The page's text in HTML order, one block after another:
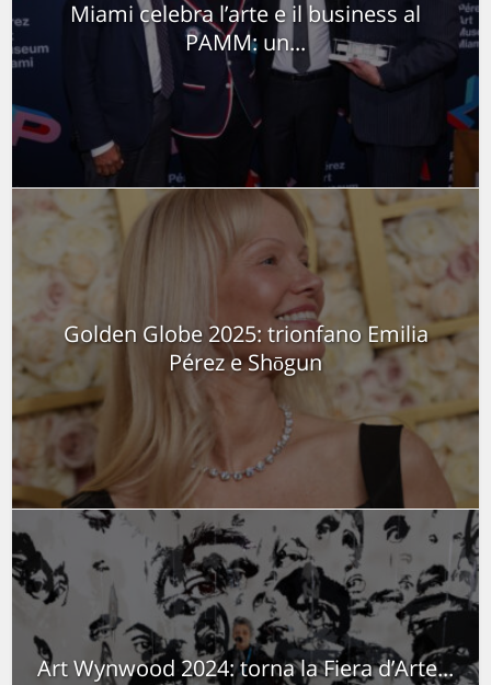
Miami celebra l’arte e il business al
PAMM: un...
Golden Globe 2025: trionfano Emilia
Pérez e Shōgun
Art Wynwood 2024: torna la Fiera d’Arte...